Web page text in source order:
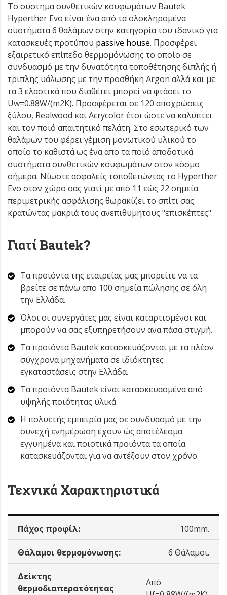
Το σύστημα συνθετικών κουφωμάτων Bautek
Hyperther Evo είναι ένα από τα ολοκληρομένα
συστήματα 6 θαλάμων στην κατηγορία του ιδανικό για
κατασκευές προτύπου passive house. Προσφέρει
εξαιρετικό επίπεδο θερμομόνωσης το οποίο σε
συνδυασμό με την δυνατότητα τοποθέτησης διπλής ή
τριπλης υάλωσης με την προσθήκη Argon αλλά και με
τα 3 ελαστικά που διαθέτει μπορεί να φτάσει το
Uw=0.88W/(m2K). Προσφέρεται σε 120 αποχρώσεις
ξύλου, Realwood και Acrycolor έτσι ώστε να καλύπτει
και τον ποιό απαιτητικό πελάτη. Στο εσωτερικό των
θαλάμων του φέρει γέμιση μονωτικού υλικού το
οποίο το καθιστά ως ένα απο τα ποιό αποδοτικά
συστήματα συνθετικών κουφωμάτων στον κόσμο
σήμερα. Νίωστε ασφαλείς τοποθετώντας το Hyperther
Evo στον χώρο σας γιατί με από 11 εώς 22 σημεία
περιμετρικής ασφάλισης θωρακίζει το σπίτι σας
κρατώντας μακριά τους ανεπιθυμητους "επισκέπτες".
Γιατί Bautek?
Τα προιόντα της εταιρείας μας μπορείτε να τα
βρείτε σε πάνω απο 100 σημεία πώλησης σε όλη
την Ελλάδα.
Όλοι οι συνεργάτες μας είναι καταρτισμένοι και
μπορούν να σας εξυπηρετήσουν ανα πάσα στιγμή.
Τα προιόντα Bautek κατασκευάζονται με τα πλέον
σύγχρονα μηχανήματα σε ιδιόκτητες
εγκαταστάσεις στην Ελλάδα.
Τα προιόντα Bautek είναι κατασκευασμένα από
υψηλής ποιότητας υλικά.
Η πολυετής εμπειρία μας σε συνδυασμό με την
συνεχή ενημέρωση έχουν ώς αποτέλεσμα
εγγυημένα και ποιοτικά προιόντα τα οποία
κατασκευάζονται για να αντέξουν στον χρόνο.
Τεχνικά Χαρακτηριστικά
Πάχος προφίλ: 100mm.
Θάλαμοι θερμομόνωσης: 6 Θάλαμοι.
Δείκτης
θερμοδιαπερατότητας
Από